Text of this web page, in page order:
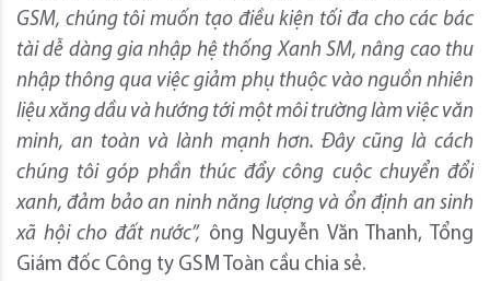
GSM, chúng tôi muốn tạo điều kiện tối đa cho các bác
tài dễ dàng gia nhập hệ thống Xanh SM, nâng cao thu
nhập thông qua việc giảm phụ thuộc vào nguồn nhiên
liệu xăng dầu và hướng tới một môi trường làm việc văn
minh, an toàn và lành mạnh hơn. Đây cũng là cách
chúng tôi góp phần thúc đẩy công cuộc chuyển đổi
xanh, đảm bảo an ninh năng lượng và ổn định an sinh
xã hội cho đất nước”, ông Nguyễn Văn Thanh, Tổng
Giám đốc Công ty GSM Toàn cầu chia sẻ.